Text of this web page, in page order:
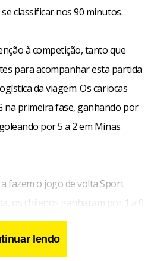
classificar nos 90 minutos.
à competição, tanto que
para acompanhar esta partida
da viagem. Os cariocas
na primeira fase, ganhando por
por 5 a 2 em Minas
fazem o jogo de volta Sport
os chilenos ganharam por 1 a 0
peruanos, resta devolver o 1 a 0
ou ganhar por dois ou mais
lendo